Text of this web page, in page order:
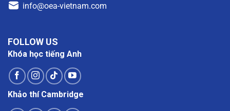
info@oea-vietnam.com
FOLLOW US
Khóa học tiếng Anh
Khảo thí Cambridge